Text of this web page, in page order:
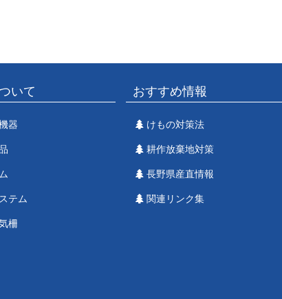
いて
器
テム
柵
おすすめ情報
けもの対策法
耕作放棄地対策
長野県産直情報
関連リンク集